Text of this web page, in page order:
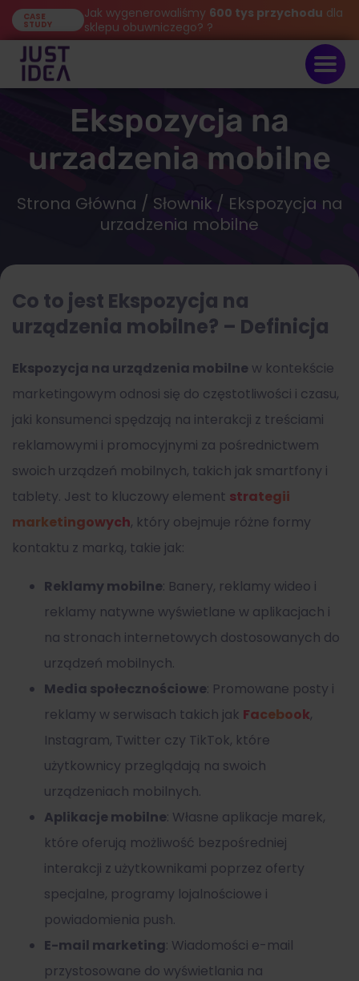
CASE
STUDY
Jak wygenerowaliśmy 600 tys przychodu dla
sklepu obuwniczego? ?
Ekspozycja na
urzadzenia mobilne
Strona Główna / Słownik / Ekspozycja na
urzadzenia mobilne
Co to jest Ekspozycja na
urządzenia mobilne? – Definicja
Ekspozycja na urządzenia mobilne w kontekście
marketingowym odnosi się do częstotliwości i czasu,
jaki konsumenci spędzają na interakcji z treściami
reklamowymi i promocyjnymi za pośrednictwem
swoich urządzeń mobilnych, takich jak smartfony i
tablety. Jest to kluczowy element strategii
marketingowych, który obejmuje różne formy
kontaktu z marką, takie jak:
Reklamy mobilne: Banery, reklamy wideo i
reklamy natywne wyświetlane w aplikacjach i
na stronach internetowych dostosowanych do
urządzeń mobilnych.
Media społecznościowe: Promowane posty i
reklamy w serwisach takich jak Facebook,
Instagram, Twitter czy TikTok, które
użytkownicy przeglądają na swoich
urządzeniach mobilnych.
Aplikacje mobilne: Własne aplikacje marek,
które oferują możliwość bezpośredniej
interakcji z użytkownikami poprzez oferty
specjalne, programy lojalnościowe i
powiadomienia push.
E-mail marketing: Wiadomości e-mail
przystosowane do wyświetlania na